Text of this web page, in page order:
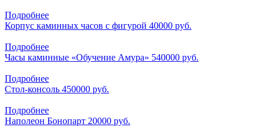
Подробнее
Корпус каминных часов с фигурой 40000 руб.
Подробнее
Часы каминные «Обучение Амура» 540000 руб.
Подробнее
Стол-консоль 450000 руб.
Подробнее
Наполеон Бонопарт 20000 руб.